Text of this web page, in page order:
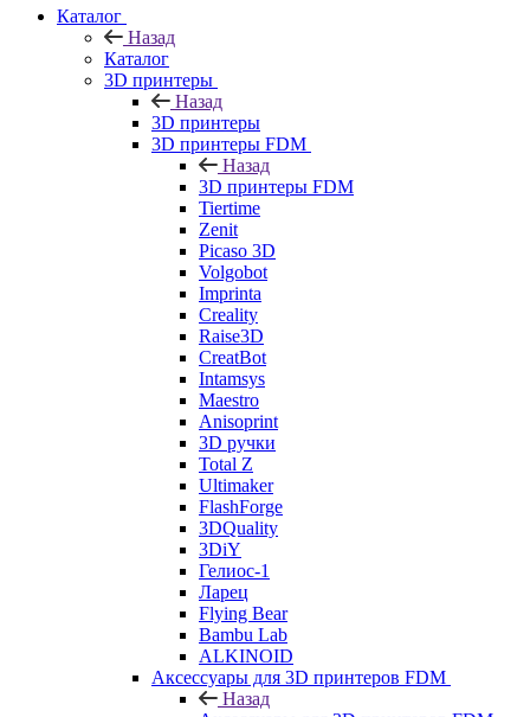
Каталог
Назад
Каталог
3D принтеры
Назад
3D принтеры
3D принтеры FDM
Назад
3D принтеры FDM
Tiertime
Zenit
Picaso 3D
Volgobot
Imprinta
Creality
Raise3D
CreatBot
Intamsys
Maestro
Anisoprint
3D ручки
Total Z
Ultimaker
FlashForge
3DQuality
3DiY
Гелиос-1
Ларец
Flying Bear
Bambu Lab
ALKINOID
Аксессуары для 3D принтеров FDM
Назад